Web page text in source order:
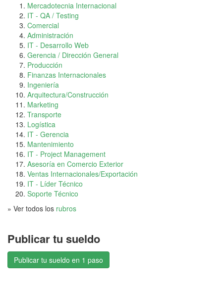
Mercadotecnia Internacional
IT - QA / Testing
Comercial
Administración
IT - Desarrollo Web
Gerencia / Dirección General
Producción
Finanzas Internacionales
Ingeniería
Arquitectura/Construcción
Marketing
Transporte
Logística
IT - Gerencia
Mantenimiento
IT - Project Management
Asesoría en Comercio Exterior
Ventas Internacionales/Exportación
IT - Líder Técnico
Soporte Técnico
» Ver todos los rubros
Publicar tu sueldo
Publicar tu sueldo en 1 paso